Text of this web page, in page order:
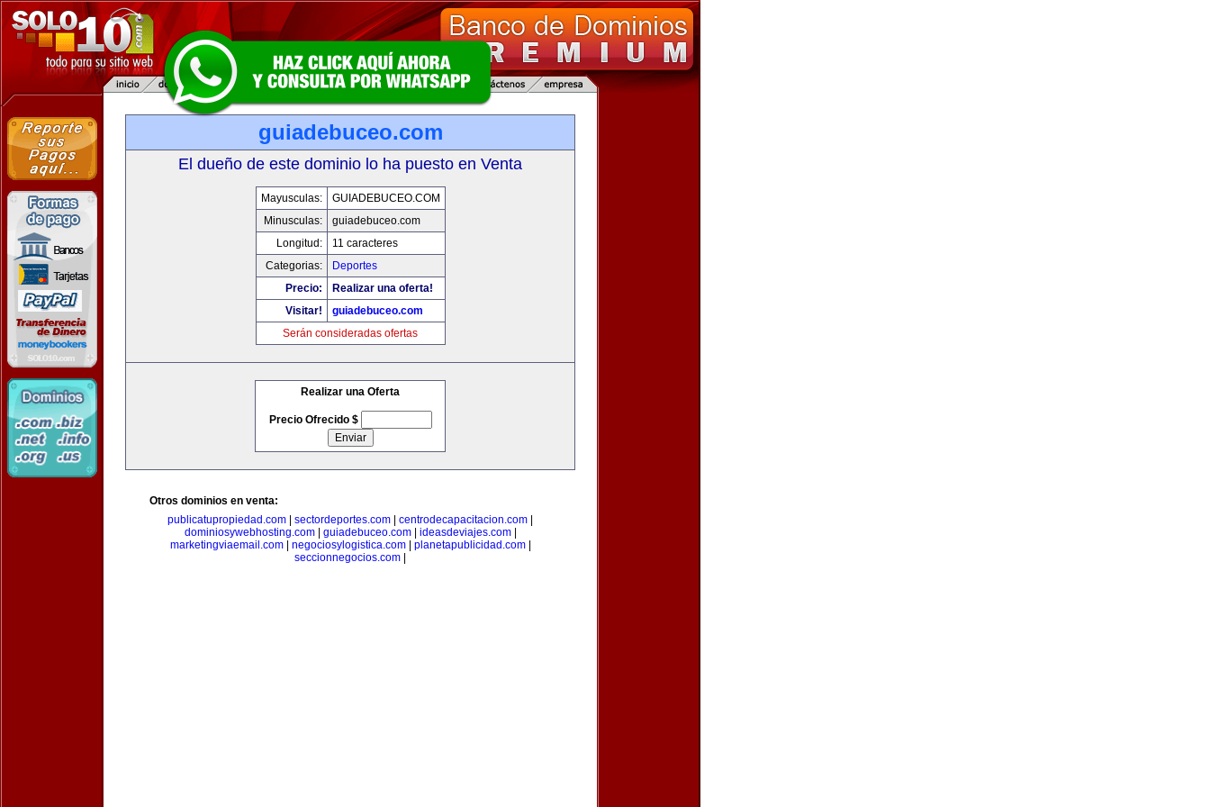
guiadebuceo.com
El dueño de este dominio lo ha puesto en Venta
Mayusculas:
GUIADEBUCEO.COM
Minusculas:
guiadebuceo.com
Longitud:
11 caracteres
Categorias:
Deportes
Precio:
Realizar una oferta!
Visitar!
guiadebuceo.com
Serán consideradas ofertas
Realizar una Oferta
Precio Ofrecido $
Otros dominios en venta:
publicatupropiedad.com
sectordeportes.com centrodecapacitacion.com
dominiosywebhosting.com| guiadebuceo.com| ideasdeviajes.com|
marketingviaemail.com| negociosylogistica.com| planetapublicidad.com|
seccionnegocios.com